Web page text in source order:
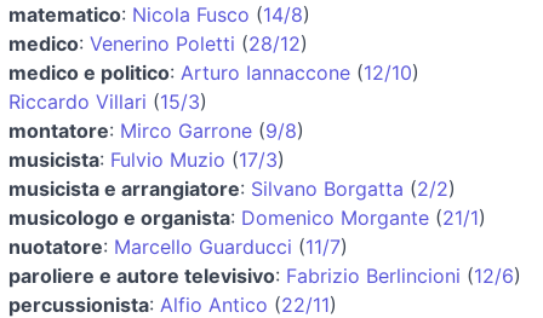
matematico: Nicola Fusco (14/8)
medico: Venerino Poletti (28/12)
medico e politico: Arturo Iannaccone (12/10)
Riccardo Villari (15/3)
montatore: Mirco Garrone (9/8)
musicista: Fulvio Muzio (17/3)
musicista e arrangiatore: Silvano Borgatta (2/2)
musicologo e organista: Domenico Morgante (21/1)
nuotatore: Marcello Guarducci (11/7)
paroliere e autore televisivo: Fabrizio Berlincioni (12/6)
percussionista: Alfio Antico (22/11)